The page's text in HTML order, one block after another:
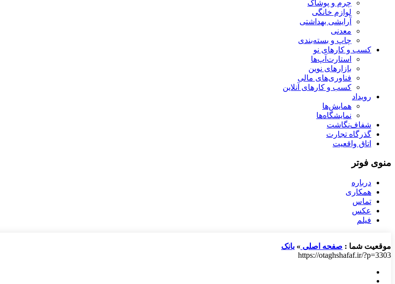
چرم و پوشاک
لوازم خانگی
آرایشی بهداشتی
معدنی
چاپ و بسته‌بندی
کسب و کارهای نو
استارت‌آپ‌ها
بازارهای نوین
فناوری‌های مالی
کسب و کارهای آنلاین
رویداد
همایش‌ها
نمایشگاه‌ها
شفاف‌نگاشت
گذرگاه تجارت
اتاق واقعیت
منوی فوتر
درباره
همکاری
تماس
عکس
فیلم
موقعیت شما : صفحه اصلی » بانک
https://otaghshafaf.ir/?p=3303